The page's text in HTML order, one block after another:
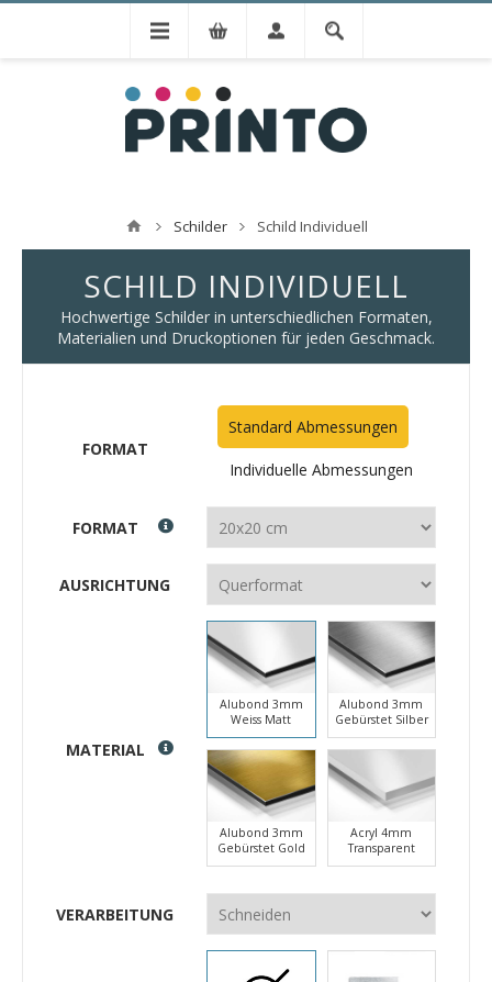
Schilder Schild Individuell
SCHILD INDIVIDUELL
Hochwertige Schilder in unterschiedlichen Formaten,
Materialien und Druckoptionen für jeden Geschmack.
FORMAT
Standard Abmessungen
Individuelle Abmessungen
FORMAT
AUSRICHTUNG
MATERIAL
Alubond 3mm
Weiss Matt
Alubond 3mm
Gebürstet Silber
Alubond 3mm
Gebürstet Gold
Acryl 4mm
Transparent
VERARBEITUNG